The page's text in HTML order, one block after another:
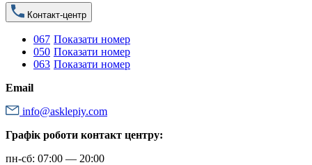
Контакт-центр
067 Показати номер
050 Показати номер
063 Показати номер
Email
info@asklepiy.com
Графік роботи контакт центру:
пн-сб: 07:00 — 20:00